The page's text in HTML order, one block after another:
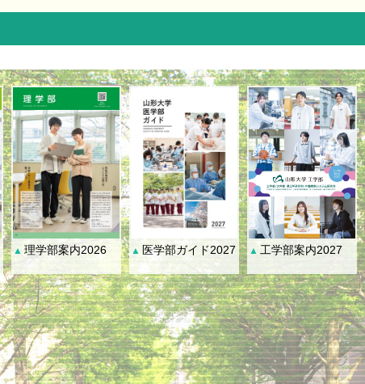
▲ 理学部案内2026 ▲ 医学部ガイド2027 ▲ 工学部案内2027